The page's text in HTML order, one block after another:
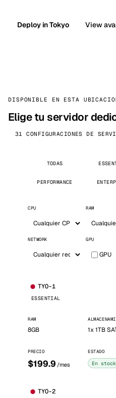
Deploy in Tokyo View
DISPONIBLE EN ESTA
Elige tu servidor
31 CONFIGURACIONES DE
TODAS
PERFORMANCE
CPU RAM
NETWORK GPU
GPU
TYO-1
ESSENTIAL
RAM
8GB 1x 1TB
PRECIO
$199.9 /mes
ESTADO
En stock
TYO-2